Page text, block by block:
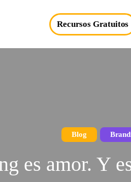
Recursos Gratuitos
Blog
es amor. Y